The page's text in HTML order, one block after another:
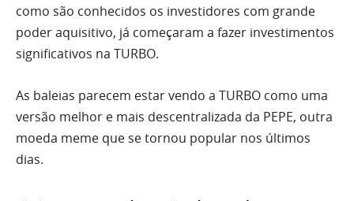
como são conhecidos os investidores com grande
poder aquisitivo, já começaram a fazer investimentos
significativos na TURBO.
As baleias parecem estar vendo a TURBO como uma
versão melhor e mais descentralizada da PEPE, outra
moeda meme que se tornou popular nos últimos
dias.